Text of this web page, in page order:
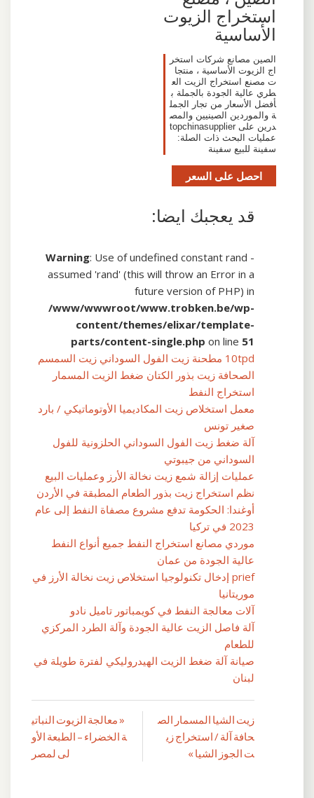
استخراج الزيوت
الأساسية
الصين مصانع شركات استخر
اج الزيوت الأساسية ، منتجا
ت مصنع استخراج الزيت الع
طري عالية الجودة بالجملة ب
أفضل الأسعار من تجار الجمل
ة والموردين الصينيين والمص
درين على topchinasupplier
عمليات البحث ذات الصلة:
سفينة للبيع سفينة
احصل على السعر
قد يعجبك ايضا:
Warning: Use of undefined constant rand -
assumed 'rand' (this will throw an Error in a
future version of PHP) in
/www/wwwroot/www.trobken.be/wp-
content/themes/elixar/template-
parts/content-single.php on line 51
10tpd مطحنة زيت الفول السوداني زيت السمسم
الصحافة زيت بذور الكتان ضغط الزيت المسمار
استخراج النفط
معمل استخلاص زيت المكاديميا الأوتوماتيكي / بارد
صغير تونس
آلة ضغط زيت الفول السوداني الحلزونية للفول
السوداني من جيبوتي
عمليات إزالة شمع زيت نخالة الأرز وعمليات البيع
نظم استخراج زيت بذور الطعام المطبقة في الأردن
أوغندا: الحكومة تدفع مشروع مصفاة النفط إلى عام
2023 في تركيا
موردي مصانع استخراج النفط جميع أنواع النفط
عالية الجودة من عمان
prief إدخال تكنولوجيا استخلاص زيت نخالة الأرز في
موريتانيا
آلات معالجة النفط في كويمباتور تاميل نادو
آلة فاصل الزيت عالية الجودة وآلة الطرد المركزي
للطعام
صيانة آلة ضغط الزيت الهيدروليكي لفترة طويلة في
لبنان
تصفّح
المقالات
« معالجة الزيوت النباتي
ة الخضراء – الطبعة الأو
لى لمصر
زيت الشيا المسمار الص
حافة آلة / استخراج زي
ت الجوز الشيا »